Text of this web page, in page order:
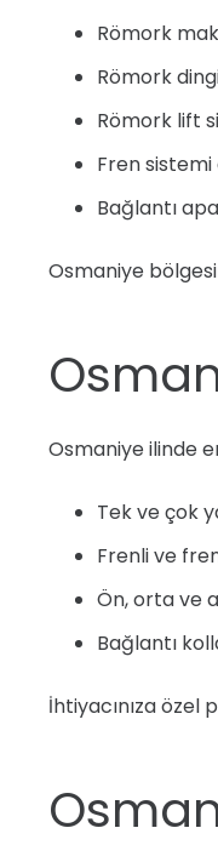
Römork
Römork
Römork lift
Fren
Bağlantı
Osmaniye
Osmaniye ilinde
Tek ve çok
Frenli ve
Ön, orta ve
Bağlantı
İhtiyacınıza özel